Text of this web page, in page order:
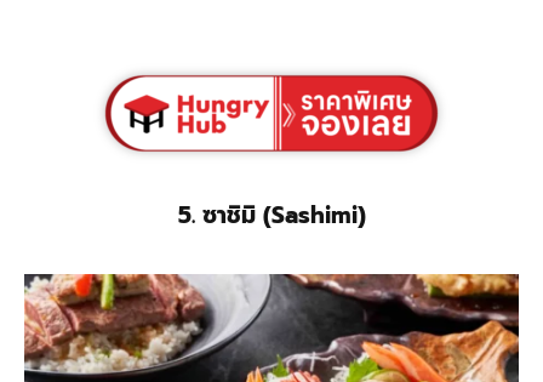
5. ซาชิมิ (Sashimi)